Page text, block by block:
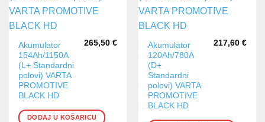
Akumulator
154Ah/1150A
(L+ Standardni
polovi) VARTA
PROMOTIVE
BLACK HD
265,50 €
DODAJ U KOŠARICU
Akumulator
120Ah/780A
(D+
Standardni
polovi) VARTA
PROMOTIVE
BLACK HD
217,60 €